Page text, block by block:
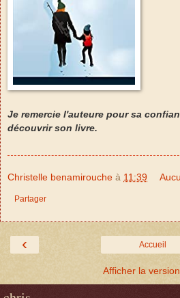
Je remercie l'auteure pour sa
découvrir son livre.
Christelle benamirouche à 11:39
Partager
‹ Accueil
Afficher la